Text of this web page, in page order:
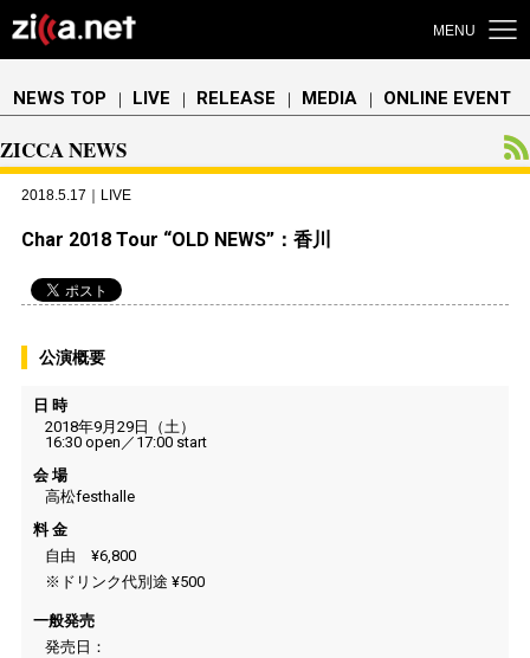
MENU
NEWS TOP ｜ LIVE ｜ RELEASE ｜ MEDIA ｜ ONLINE EVENT
ZICCA NEWS
2018.5.17｜LIVE
Char 2018 Tour “OLD NEWS”：香川
公演概要
日 時
2018年9月29日（土）
16:30 open／17:00 start
会 場
高松festhalle
料 金
自由 ¥6,800
※ドリンク代別途 ¥500
一般発売
発売日：